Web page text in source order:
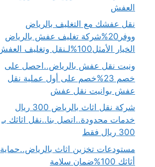
العفش
نقل عفشك مع التغليف بالرياض
ووفر20%شركة تغليف عفش بالرياض
الخيار الأمثل100%لـنقل وتغليف العفش
ونيت نقل عفش بالرياض..احصل على
خصم 23%خصم على أول عملية نقل
عفش بوانيت نقل عفش
شركة نقل اثاث بالرياض 300 ريال
خدمات محدودة..اتصل بنا..نقل اثاثك بـ
300 ريال فقط
مستودعات تخزين اثاث بالرياض..حماية
أثاثك 100%ضمان سلامة